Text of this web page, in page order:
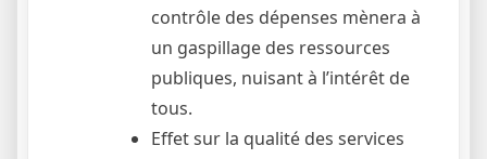
contrôle des dépenses mènera à
un gaspillage des ressources
publiques, nuisant à l’intérêt de
tous.
Effet sur la qualité des services